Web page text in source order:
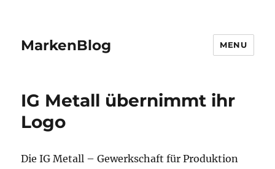
MarkenBlog MENU
IG Metall übernimmt ihr
Logo
Die IG Metall – Gewerkschaft für Produktion